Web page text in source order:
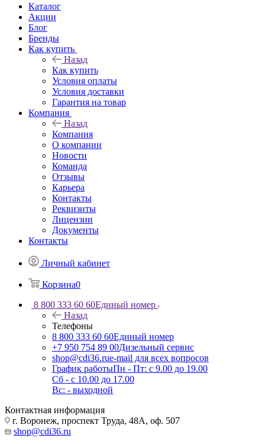
Каталог
Акции
Блог
Бренды
Как купить
Назад
Как купить
Условия оплаты
Условия доставки
Гарантия на товар
Компания
Назад
Компания
О компании
Новости
Команда
Отзывы
Карьера
Контакты
Реквизиты
Лицензии
Документы
Контакты
Личный кабинет
Корзина0
8 800 333 60 60Единый номер
Назад
Телефоны
8 800 333 60 60Единый номер
+7 950 754 89 00Дизельный сервис
shop@cdi36.rue-mail для всех вопросов
График работыПн - Пт: с 9.00 до 19.00
Сб - с 10.00 до 17.00
Вс: - выходной
Контактная информация
г. Воронеж, проспект Труда, 48А, оф. 507
shop@cdi36.ru